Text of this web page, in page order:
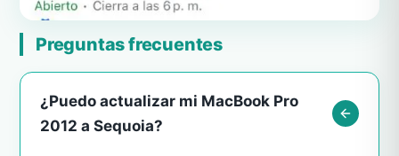
Preguntas frecuentes
¿Puedo actualizar mi MacBook Pro
2012 a Sequoia?